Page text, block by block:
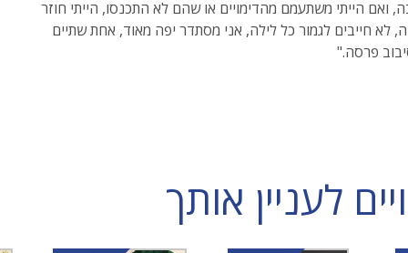
ואם הייתי משתעמם מהדימויים או שהם לא התכנסו, הייתי חוזר
לא חייבים לגמור כל לילה, אני מסתדר יפה מאוד, אחת שתיים
פרסה."
לעניין אותך